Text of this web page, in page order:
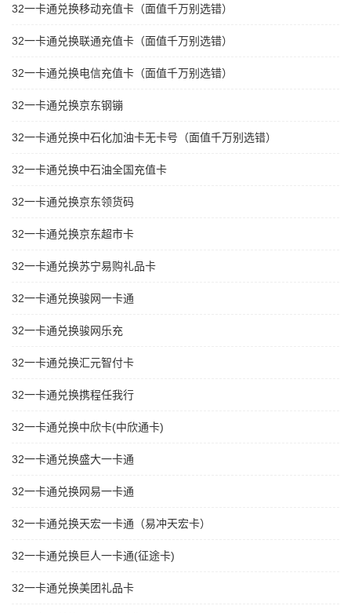
32一卡通兑换移动充值卡（面值千万别选错）
32一卡通兑换联通充值卡（面值千万别选错）
32一卡通兑换电信充值卡（面值千万别选错）
32一卡通兑换京东钢镚
32一卡通兑换中石化加油卡无卡号（面值千万别选错）
32一卡通兑换中石油全国充值卡
32一卡通兑换京东领货码
32一卡通兑换京东超市卡
32一卡通兑换苏宁易购礼品卡
32一卡通兑换骏网一卡通
32一卡通兑换骏网乐充
32一卡通兑换汇元智付卡
32一卡通兑换携程任我行
32一卡通兑换中欣卡(中欣通卡)
32一卡通兑换盛大一卡通
32一卡通兑换网易一卡通
32一卡通兑换天宏一卡通（易冲天宏卡）
32一卡通兑换巨人一卡通(征途卡)
32一卡通兑换美团礼品卡